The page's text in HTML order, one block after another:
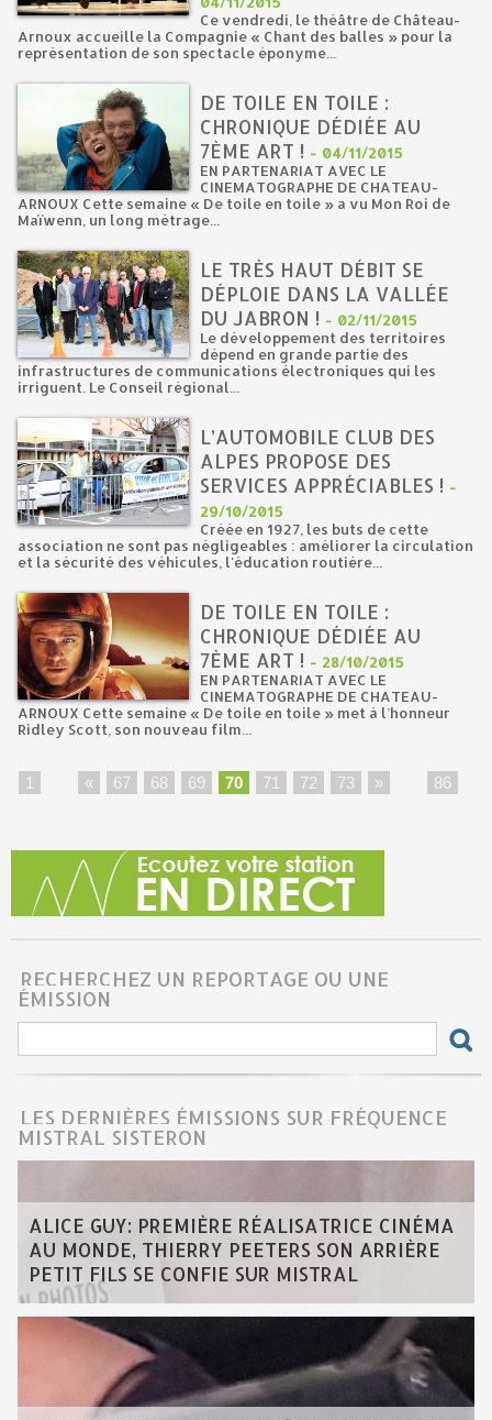
Ce vendredi, le théâtre de Château-
Arnoux accueille la Compagnie « Chant des balles » pour la
représentation de son spectacle éponyme...
DE TOILE EN TOILE :
CHRONIQUE DÉDIÉE AU
7ÈME ART ! - 04/11/2015
EN PARTENARIAT AVEC LE
CINEMATOGRAPHE DE CHATEAU-
ARNOUX Cette semaine « De toile en toile » a vu Mon Roi de
Maïwenn, un long métrage...
LE TRÈS HAUT DÉBIT SE
DÉPLOIE DANS LA VALLÉE
DU JABRON ! - 02/11/2015
Le développement des territoires
dépend en grande partie des
infrastructures de communications électroniques qui les
irriguent. Le Conseil régional...
L’AUTOMOBILE CLUB DES
ALPES PROPOSE DES
SERVICES APPRÉCIABLES ! -
29/10/2015
Créée en 1927, les buts de cette
association ne sont pas négligeables : améliorer la circulation
et la sécurité des véhicules, l'éducation routière...
DE TOILE EN TOILE :
CHRONIQUE DÉDIÉE AU
7ÈME ART ! - 28/10/2015
EN PARTENARIAT AVEC LE
CINEMATOGRAPHE DE CHATEAU-
ARNOUX Cette semaine « De toile en toile » met à l’honneur
Ridley Scott, son nouveau film...
1 « 67 68 69 70 71 72 73 » 86
RECHERCHEZ UN REPORTAGE OU UNE
ÉMISSION
LES DERNIÈRES ÉMISSIONS SUR FRÉQUENCE
MISTRAL SISTERON
ALICE GUY: PREMIÈRE RÉALISATRICE CINÉMA
AU MONDE, THIERRY PEETERS SON ARRIÈRE
PETIT FILS SE CONFIE SUR MISTRAL